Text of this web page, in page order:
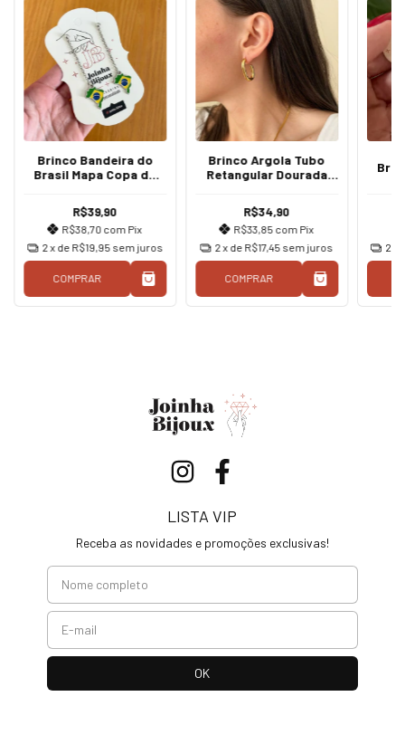
Brinco Bandeira do
Brasil Mapa Copa do
Prateado
R$39,90
R$38,70 com Pix
2x de R$19,95 sem juros
COMPRAR
Brinco Argola Tubo
Retangular Dourada
R$34,90
R$33,85 com Pix
2 x de R$17,45 sem juros
COMPRAR
2
LISTA VIP
Receba as novidades e promoções exclusivas!